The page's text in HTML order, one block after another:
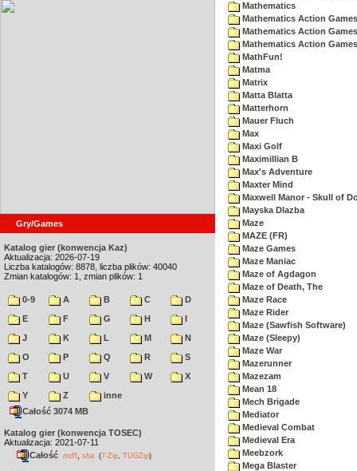
Gry/Games
Katalog gier (konwencja Kaz)
Aktualizacja: 2026-07-19
Liczba katalogów: 8878, liczba plików: 40040
Zmian katalogów: 1, zmian plików: 1
0-9 A B C
D
E
F G H
I
J
K L M
N
O
P Q R
S
T
U V W
X
Y
Z
inne
Całość 3074 MB
Katalog gier (konwencja TOSEC)
Aktualizacja: 2021-07-11
Całość md5 sha (7-Zip TUGZip)
Mathematics
Mathematics Action
Mathematics Action
Mathematics Action
MathFun!
Matma
Matrix
Matta Blatta
Matterhorn
Mauer Fluch
Max
Maxi Golf
Maximillian B
Max's Adventure
Maxter Mind
Maxwell Manor - Skull of
Mayska Dlazba
Maze
MAZE (FR)
Maze Games
Maze Maniac
Maze of Agdagon
Maze of Death, The
Maze Race
Maze Rider
Maze (Sawfish Software)
Maze (Sleepy)
Maze War
Mazerunner
Mazezam
Mean 18
Mech Brigade
Mediator
Medieval Combat
Medieval Era
Meebzork
Mega Blaster